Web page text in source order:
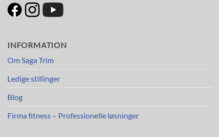
INFORMATION
Om Saga Trim
Ledige stillinger
Blog
Firma fitness – Professionelle løsninger